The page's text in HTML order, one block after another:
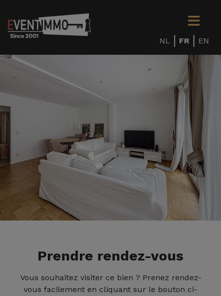
NL FR EN
Prendre rendez-vous
Vous souhaitez visiter ce bien ? Prenez rendez-
vous facilement en cliquant sur le bouton ci-